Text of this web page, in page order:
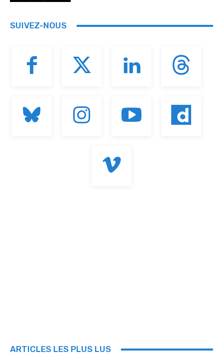
SUIVEZ-NOUS
ARTICLES LES PLUS LUS